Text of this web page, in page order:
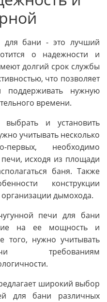
для бани - это лучший
о надежности и
долгий срок службы
что позволяет
нужную
времени.
и установить
учитывать несколько
необходимо
исходя из площади
баня. Также
конструкции
дымохода.
печи для бани
на ее мощность и
того, нужно учитывать
требованиям
широкий выбор
для бани различных